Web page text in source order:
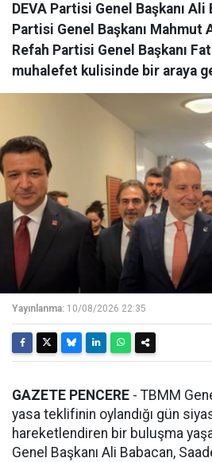
DEVA Partisi Genel Başkanı
Partisi Genel Başkanı Mahmut
Refah Partisi Genel Başkanı
muhalefet kulisinde bir araya
Yayınlanma: 10/08/2026 22:35
GAZETE PENCERE - TBMM
yasa teklifinin oylandığı gün
hareketlendiren bir buluşma
Genel Başkanı Ali Babacan,